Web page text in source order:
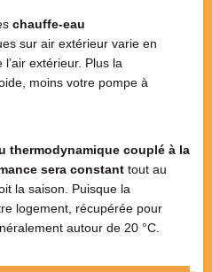
chauffe-eau
sur air extérieur varie en
extérieur. Plus la
moins votre pompe à
thermodynamique couplé à la
sera constant tout au
la saison. Puisque la
logement, récupérée pour
autour de 20 °C.